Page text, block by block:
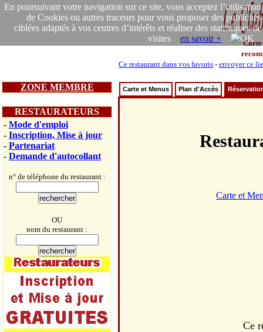
En poursuivant votre navigation sur ce site, vous acceptez l’utilisation
de Cookies ou autres traceurs pour vous proposer des publicités
ciblées adaptés à vos centres d’intérêts et réaliser des statistiques de
visites en savoir +
Carte
Ce restaurant dans vos favoris - envoyer ce
ZONE MEMBRE
RESTAURATEURS
- Mode d'emploi
- Inscription, Mise à jour
- Partenariat
- Demande d'autocollant
n° de téléphone du restaurant :
OU
nom du restaurant :
Carte et Menus Plan d'Accès
Carte et
Ce